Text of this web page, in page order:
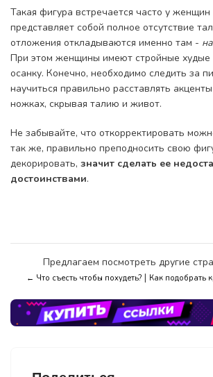
Такая фигура встречается часто у
представляет собой полное отсутствие
отложения откладываются именно там -
При этом женщины имеют стройные худые
осанку. Конечно, необходимо следить за
научиться правильно расставлять
ножках, скрывая талию и живот.
Не забывайте, что откорректировать
так же, правильно преподносить свою
декорировать, значит сделать ее
достоинствами.
Предлагаем посмотреть другие
← Что съесть чтобы похудеть? | Как подобрать